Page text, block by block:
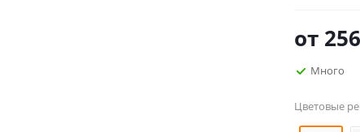
от
Много
Цветовые